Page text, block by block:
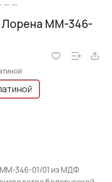
ММ-346-
346-01/01 из МДФ